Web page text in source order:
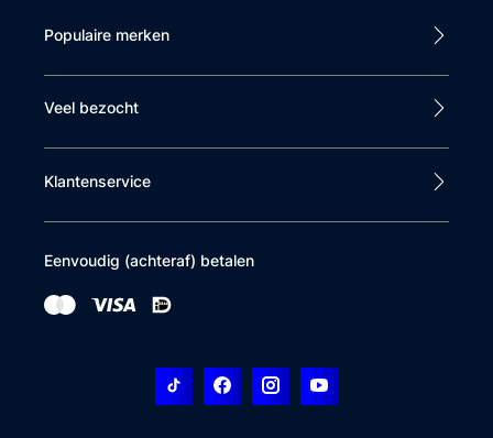
Populaire merken
Veel bezocht
Klantenservice
Eenvoudig (achteraf) betalen